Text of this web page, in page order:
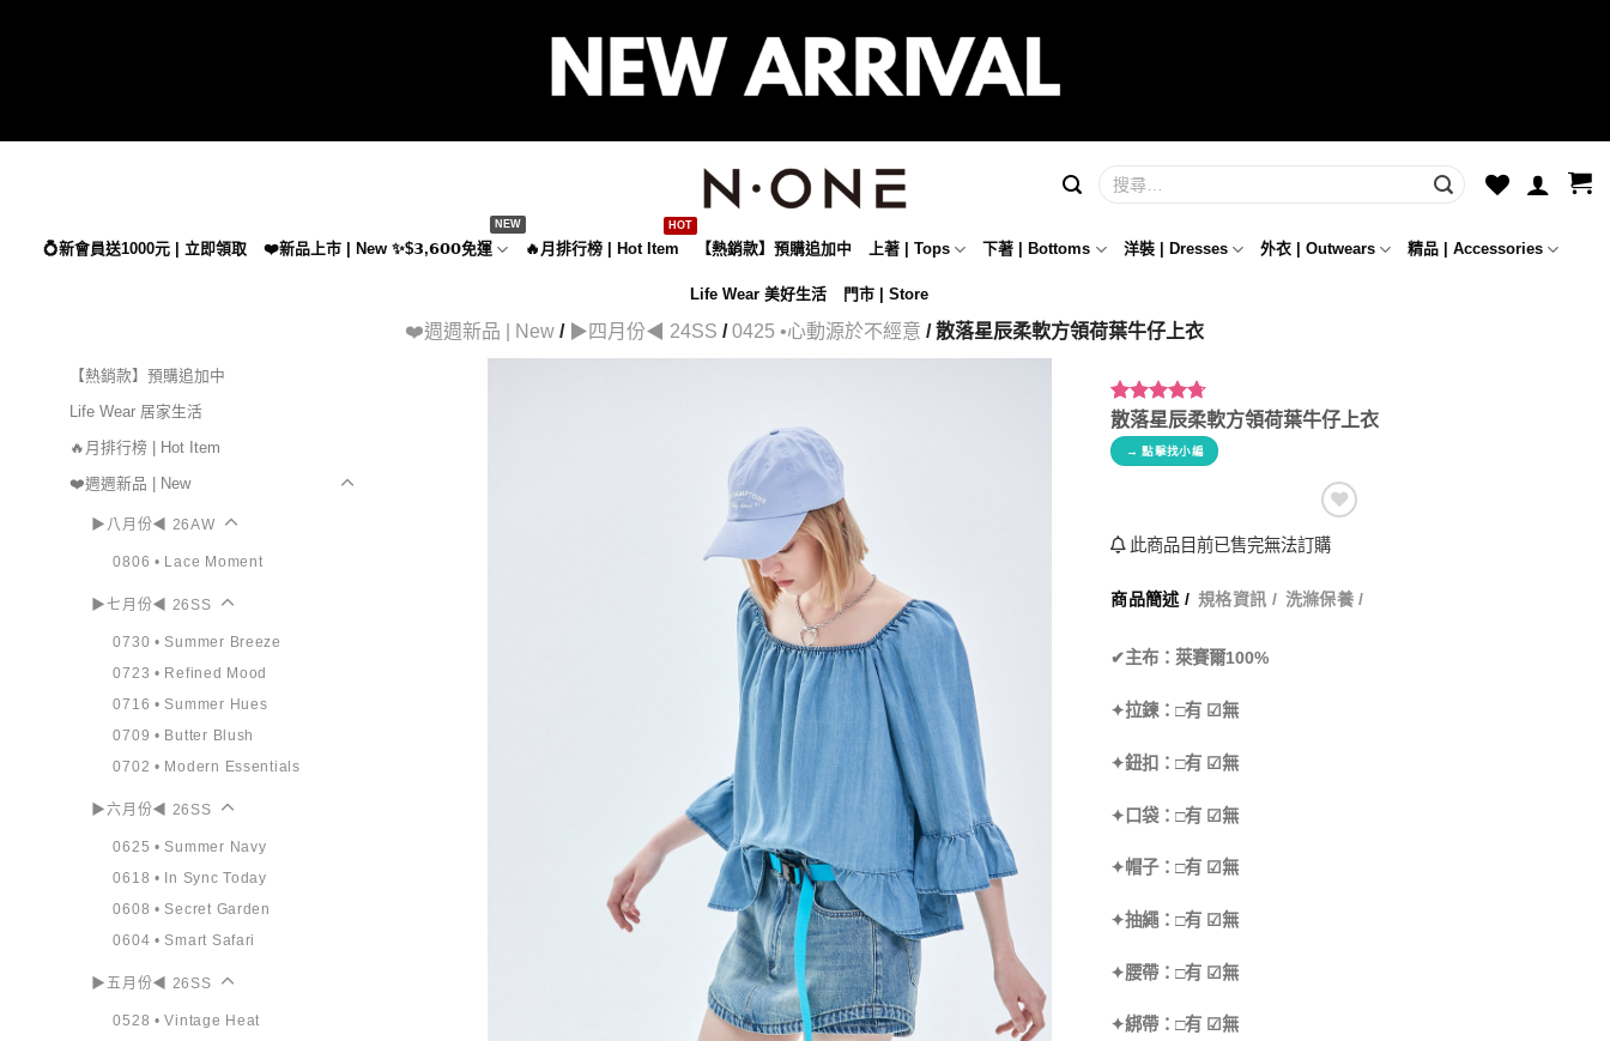
💍新會員送1000元 | 立即領取 ❤️新品上市 | New ✨$𝟯,𝟲𝟬𝟬免運 🔥月排行榜 | Hot Item 【熱銷款】預購追加中 上著 | Tops 下著 | Bottoms 洋裝 | Dresses 外衣 | Outwears 精品 | Accessories
Life Wear 美好生活 門市 | Store
❤️週週新品 | New / ▶四月份◀ 24SS /0425 •心動源於不經意 / 散落星辰柔軟方領荷葉牛仔上衣
評分4.67
/ 5，已有
3
位顧客進
散落星辰柔軟方領荷葉牛仔上衣
→ 點擊找小編
此商品目前已售完無法訂購
商品簡述 / 規格資訊 / 洗滌保養 /
✔主布：萊賽爾100%
✦拉鍊：□有 ☑無
✦鈕扣：□有 ☑無
✦口袋：□有 ☑無
✦帽子：□有 ☑無
✦抽繩：□有 ☑無
✦腰帶：□有 ☑無
✦綁帶：□有 ☑無
【熱銷款】預購追加中
Life Wear 居家生活
🔥月排行榜 | Hot Item
❤️週週新品 | New
▶八月份◀ 26AW
0806 • Lace Moment
▶七月份◀ 26SS
0730 • Summer Breeze
0723 • Refined Mood
0716 • Summer Hues
0709 • Butter Blush
0702 • Modern Essentials
▶六月份◀ 26SS
0625 • Summer Navy
0618 • In Sync Today
0608 • Secret Garden
0604 • Smart Safari
▶五月份◀ 26SS
0528 • Vintage Heat